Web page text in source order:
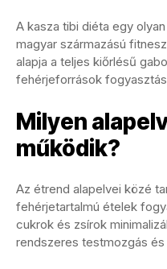
A kasza tibi diéta egy
magyar származású
alapja a teljes kiőrlésű
fehérjeforrások
Milyen
működik?
Az étrend alapelvei közé
fehérjetartalmú ételek
cukrok és zsírok
rendszeres testmozgás